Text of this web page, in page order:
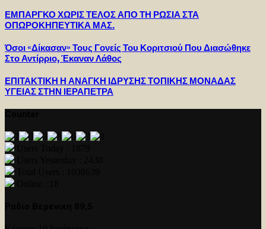
ΕΜΠΑΡΓΚΟ ΧΩΡΙΣ ΤΕΛΟΣ ΑΠΟ ΤΗ ΡΩΣΙΑ ΣΤΑ
ΟΠΩΡΟΚΗΠΕΥΤΙΚΑ ΜΑΣ.
Όσοι «Δίκασαν» Τους Γονείς Του Κοριτσιού Που Διασώθηκε
Στο Αντίρριο, Έκαναν Λάθος
ΕΠΙΤΑΚΤΙΚΗ Η ΑΝΑΓΚΗ ΙΔΡΥΣΗΣ ΤΟΠΙΚΗΣ ΜΟΝΑΔΑΣ
ΥΓΕΙΑΣ ΣΤΗΝ ΙΕΡΑΠΕΤΡΑ